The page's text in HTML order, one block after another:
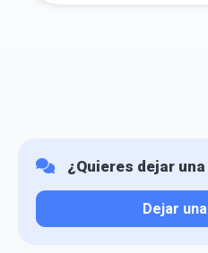
¿Quieres dejar
Dejar